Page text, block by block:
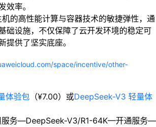
效率。
的高性能计算与容器技术的敏捷弹性，通
础设施，不仅保障了云开发环境的稳定可
供了坚实底座。
space/incentive/other-
体验包 （¥7.00）或DeepSeek-V3 轻量体
务—DeepSeek-V3/R1-64K—开通服务—